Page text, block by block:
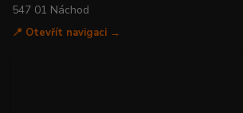
547 01 Náchod
📍 Otevřít navigaci →